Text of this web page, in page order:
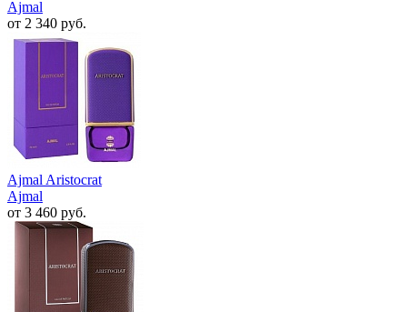
Ajmal
от 2 340 руб.
Ajmal Aristocrat
Ajmal
от 3 460 руб.